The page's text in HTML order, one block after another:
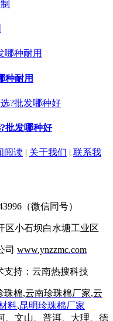
种耐用
批发哪种好
阅读 | 关于我们 | 联系我
（微信同号）
区小石坝白水塘工业区
司 www.ynzzmc.com
支持：云南热搜科技
珠棉,云南珍珠棉厂家,云
料,昆明珍珠棉厂家
、文山、普洱、大理、德